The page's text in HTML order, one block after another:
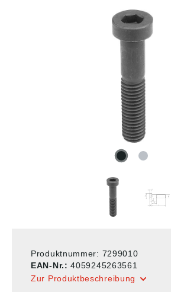
Produktnummer: 7299010
EAN-Nr.:4059245263561
Zur Produktbeschreibung